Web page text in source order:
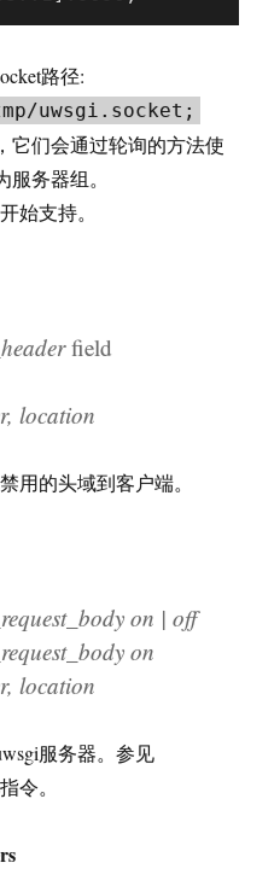
路径:
uwsgi.socket;
它们会通过轮询的方法使
务器组。
始支持。
field
location
用的头域到客户端。
on | off
on
location
服务器。参见
令。